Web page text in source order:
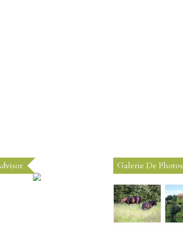
Galerie De Photos